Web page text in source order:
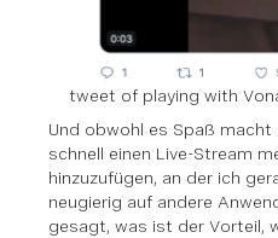
tweet of playing with
Und obwohl es Spaß
schnell einen Live-Stream
hinzuzufügen, an der ich
neugierig auf andere
gesagt, was ist der Vorteil,